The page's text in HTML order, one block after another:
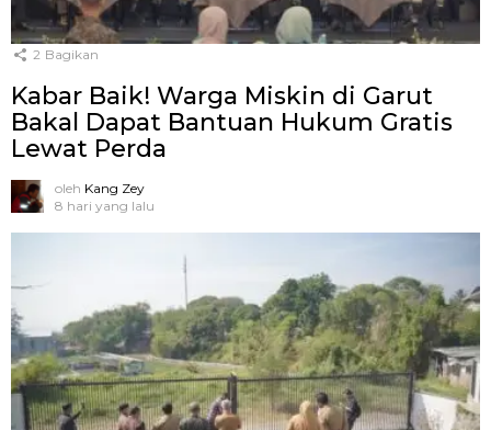
2 Bagikan
Kabar Baik! Warga Miskin di Garut
Bakal Dapat Bantuan Hukum Gratis
Lewat Perda
oleh Kang Zey
8 hari yang lalu